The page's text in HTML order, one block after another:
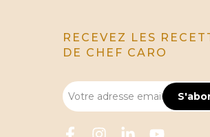
RECEVEZ LES
DE CHEF CARO